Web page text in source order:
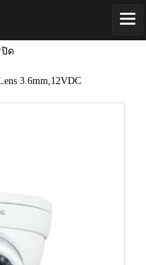
ปิด
3.6mm,12VDC